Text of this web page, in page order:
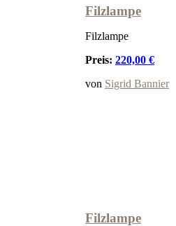
Filzlampe
Filzlampe
Preis: 220,00 €
von Sigrid Bannier
Filzlampe